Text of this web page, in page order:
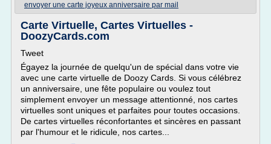
envoyer une carte joyeux anniversaire par mail
Carte Virtuelle, Cartes Virtuelles -
DoozyCards.com
Tweet
Égayez la journée de quelqu'un de spécial dans votre vie
avec une carte virtuelle de Doozy Cards. Si vous célébrez
un anniversaire, une fête populaire ou voulez tout
simplement envoyer un message attentionné, nos cartes
virtuelles sont uniques et parfaites pour toutes occasions.
De cartes virtuelles réconfortantes et sincères en passant
par l'humour et le ridicule, nos cartes...